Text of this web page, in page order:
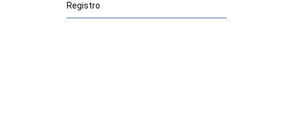
Registro